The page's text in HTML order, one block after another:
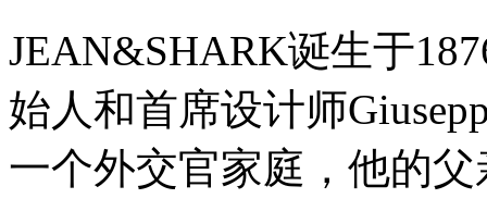
JEAN&SHARK诞生于
始人和首席设计师
一个外交官家庭，他的